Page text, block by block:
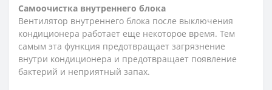
Самоочистка внутреннего блока
Вентилятор внутреннего блока после выключения
кондиционера работает еще некоторое время. Тем
самым эта функция предотвращает загрязнение
внутри кондиционера и предотвращает появление
бактерий и неприятный запах.